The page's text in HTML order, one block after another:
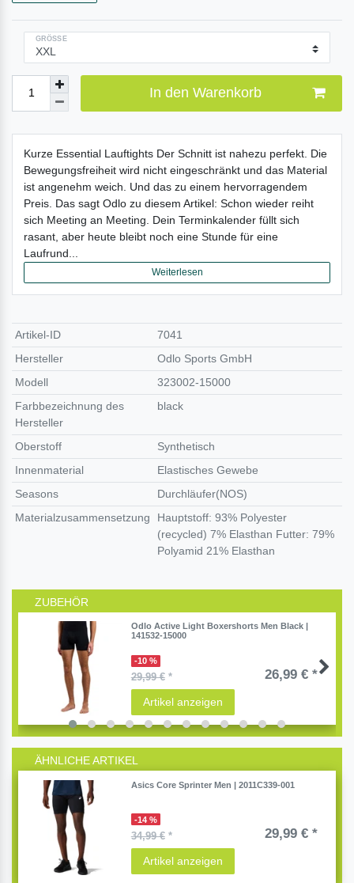
GRÖSSE
In den Warenkorb
Kurze Essential Lauftights Der Schnitt ist nahezu perfekt. Die
Bewegungsfreiheit wird nicht eingeschränkt und das Material
ist angenehm weich. Und das zu einem hervorragendem
Preis. Das sagt Odlo zu diesem Artikel: Schon wieder reiht
sich Meeting an Meeting. Dein Terminkalender füllt sich
rasant, aber heute bleibt noch eine Stunde für eine
Laufrund...
Weiterlesen
Artikel-ID
7041
Hersteller
Odlo Sports GmbH
Modell
323002-15000
Farbbezeichnung des
Hersteller
black
Oberstoff
Synthetisch
Innenmaterial
Elastisches Gewebe
Seasons
Durchläufer(NOS)
Materialzusammensetzung
Hauptstoff: 93% Polyester
(recycled) 7% Elasthan Futter: 79%
Polyamid 21% Elasthan
ZUBEHÖR
Odlo Active Light Boxershorts Men Black |
141532-15000
-10 %
29,99 €* 26,99 € *
Artikel anzeigen
ÄHNLICHE ARTIKEL
Asics Core Sprinter Men | 2011C339-001
-14 %
34,99 €* 29,99 € *
Artikel anzeigen